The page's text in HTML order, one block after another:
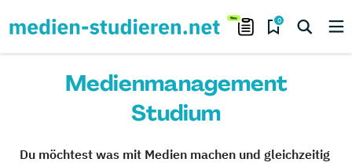
0
Medienmanagement
Studium
Du möchtest was mit Medien machen und gleichzeitig